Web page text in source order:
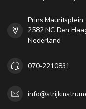
Prins Mauritsplein
2582 NC Den
Nederland
070-2210831